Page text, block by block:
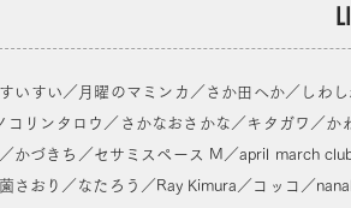
いすい／月曜のマミンカ／さか田へか／しわ
コリンタロウ／さかなおさかな／キタガワ／
かづきち／セサミスペース M／april march
さおり／なたろう／Ray Kimura／コッコ／